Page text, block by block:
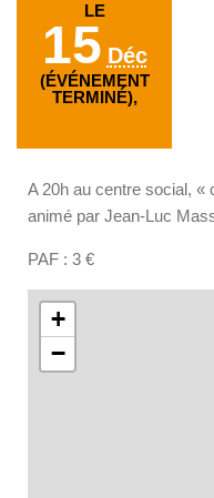
LE
15 Déc
(ÉVÉNEMENT
TERMINÉ),
A 20h au centre social, «
animé par Jean-Luc
PAF : 3 €
+
−